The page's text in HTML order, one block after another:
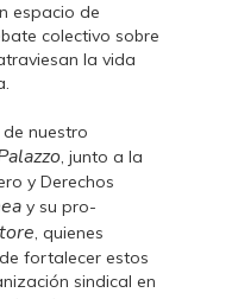
espacio de
colectivo sobre
la vida
nuestro
, junto a la
y Derechos
y su pro-
, quienes
fortalecer estos
sindical en